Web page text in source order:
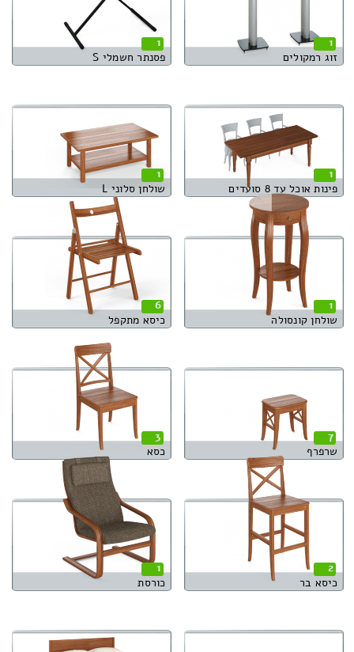
1
זוג רמקולים
1
פסנתר חשמלי S
1
פינות אוכל עד 8 סועדים
1
שולחן סלוני L
1
שולחן קונסולה
6
כיסא מתקפל
7
שרפרף
3
כסא
2
כיסא בר
1
כורסת